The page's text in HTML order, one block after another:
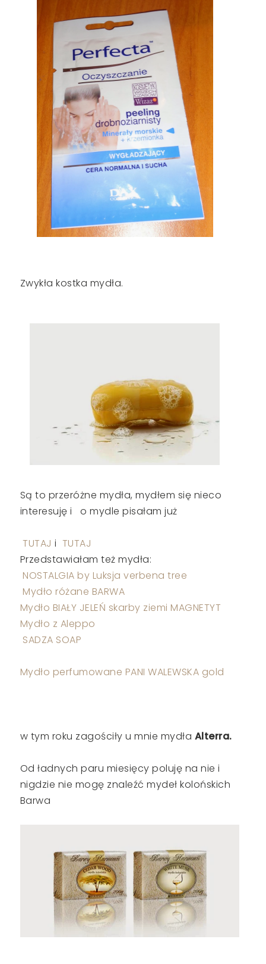
Zwykła kostka mydła.
Są to przeróżne mydła, mydłem się nieco
interesuję i o mydle pisałam już
TUTAJi TUTAJ
Przedstawiałam też mydła:
NOSTALGIA by Luksja verbena tree
Mydło różane BARWA
Mydło BIAŁY JELEŃ skarby ziemi MAGNETYT
Mydło z Aleppo
SADZA SOAP
Mydło perfumowane PANI WALEWSKA gold
w tym roku zagościły u mnie mydła Alterra.
Od ładnych paru miesięcy poluję na nie i
nigdzie nie mogę znaleźć mydeł kolońskich
Barwa